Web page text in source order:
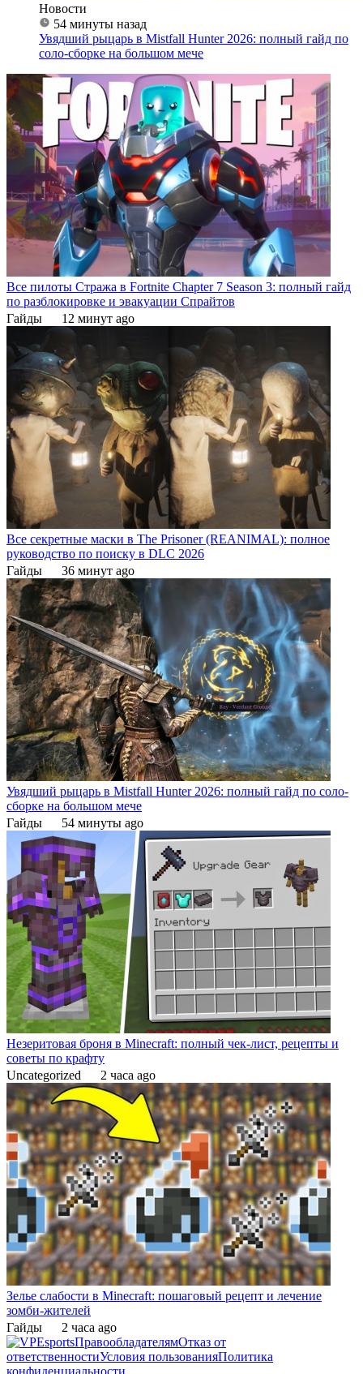
Новости
54 минуты назад
Увядший рыцарь в Mistfall Hunter 2026: полный гайд по
соло-сборке на большом мече
Все пилоты Стража в Fortnite Chapter 7 Season 3: полный гайд
по разблокировке и эвакуации Спрайтов
Гайды
12 минут ago
Все секретные маски в The Prisoner (REANIMAL): полное
руководство по поиску в DLC 2026
Гайды
36 минут ago
Увядший рыцарь в Mistfall Hunter 2026: полный гайд по соло-
сборке на большом мече
Гайды
54 минуты ago
Незеритовая броня в Minecraft: полный чек-лист, рецепты и
советы по крафту
Uncategorized
2 часа ago
Зелье слабости в Minecraft: пошаговый рецепт и лечение
зомби-жителей
Гайды
2 часа ago
ПравообладателямОтказ от
ответственностиУсловия пользованияПолитика
конфиденциальности